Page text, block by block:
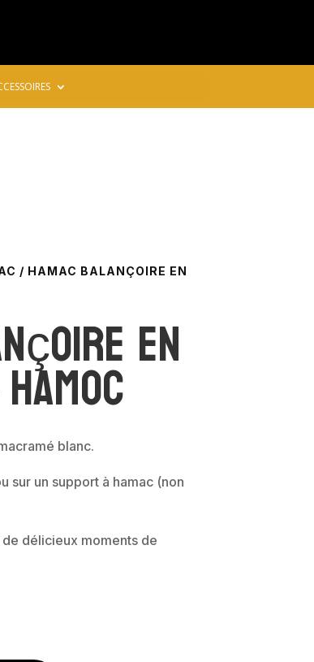
/ HAMAC BALANÇOIRE EN
en
blanc.
sur un support à hamac (non
délicieux moments de